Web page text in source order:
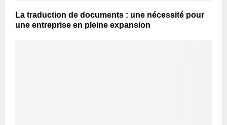
La traduction de documents : une nécessité pour
une entreprise en pleine expansion